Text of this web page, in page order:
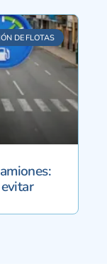
DE FLOTAS